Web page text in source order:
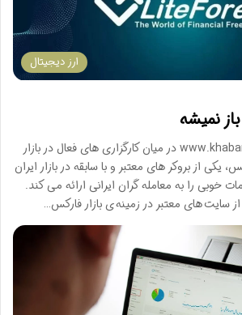
ارز دیجیتال
نمیشه
به گفته سایت www.khabaronline.ir در میان کارگزاری های فعال در بازار
یکی از بروکر های معتبر و با سابقه در بازار ایران
خوبی را به معامله گران ایرانی ارائه می کند.
سایت های معتبر در زمینه ی بازار فارکس…